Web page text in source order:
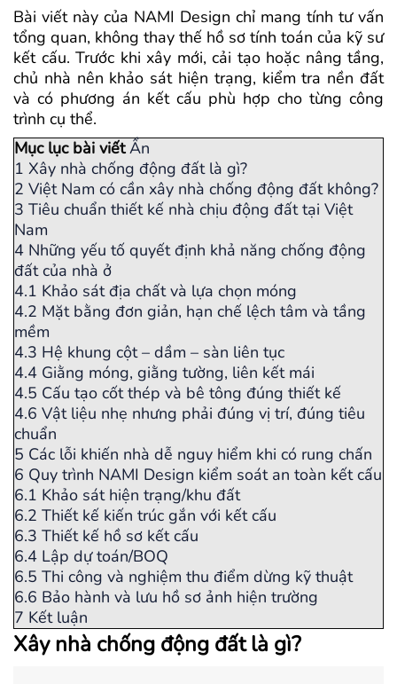
Bài viết này của NAMI Design chỉ mang tính tư vấn
tổng quan, không thay thế hồ sơ tính toán của kỹ sư
kết cấu. Trước khi xây mới, cải tạo hoặc nâng tầng,
chủ nhà nên khảo sát hiện trạng, kiểm tra nền đất
và có phương án kết cấu phù hợp cho từng công
trình cụ thể.
Mục lục bài viết Ẩn
1 Xây nhà chống động đất là gì?
2 Việt Nam có cần xây nhà chống động đất không?
3 Tiêu chuẩn thiết kế nhà chịu động đất tại Việt
Nam
4 Những yếu tố quyết định khả năng chống động
đất của nhà ở
4.1 Khảo sát địa chất và lựa chọn móng
4.2 Mặt bằng đơn giản, hạn chế lệch tâm và tầng
mềm
4.3 Hệ khung cột – dầm – sàn liên tục
4.4 Giằng móng, giằng tường, liên kết mái
4.5 Cấu tạo cốt thép và bê tông đúng thiết kế
4.6 Vật liệu nhẹ nhưng phải đúng vị trí, đúng tiêu
chuẩn
5 Các lỗi khiến nhà dễ nguy hiểm khi có rung chấn
6 Quy trình NAMI Design kiểm soát an toàn kết cấu
6.1 Khảo sát hiện trạng/khu đất
6.2 Thiết kế kiến trúc gắn với kết cấu
6.3 Thiết kế hồ sơ kết cấu
6.4 Lập dự toán/BOQ
6.5 Thi công và nghiệm thu điểm dừng kỹ thuật
6.6 Bảo hành và lưu hồ sơ ảnh hiện trường
7 Kết luận
Xây nhà chống động đất là gì?